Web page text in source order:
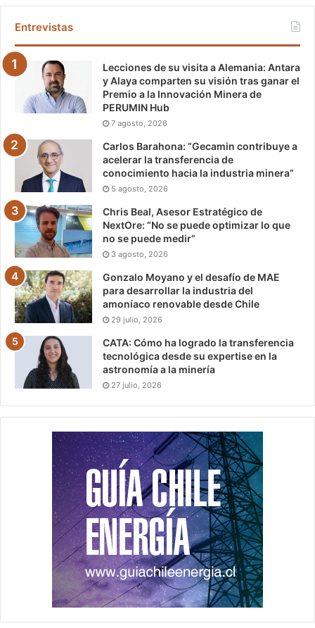
Entrevistas
Lecciones de su visita a Alemania: Antara
y Alaya comparten su visión tras ganar el
Premio a la Innovación Minera de
PERUMIN Hub
7 agosto, 2026
Carlos Barahona: “Gecamin contribuye a
acelerar la transferencia de
conocimiento hacia la industria minera”
5 agosto, 2026
Chris Beal, Asesor Estratégico de
NextOre: “No se puede optimizar lo que
no se puede medir”
3 agosto, 2026
Gonzalo Moyano y el desafío de MAE
para desarrollar la industria del
amoníaco renovable desde Chile
29 julio, 2026
CATA: Cómo ha logrado la transferencia
tecnológica desde su expertise en la
astronomía a la minería
27 julio, 2026